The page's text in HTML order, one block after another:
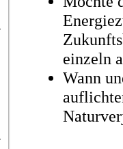
einzeln
Wann